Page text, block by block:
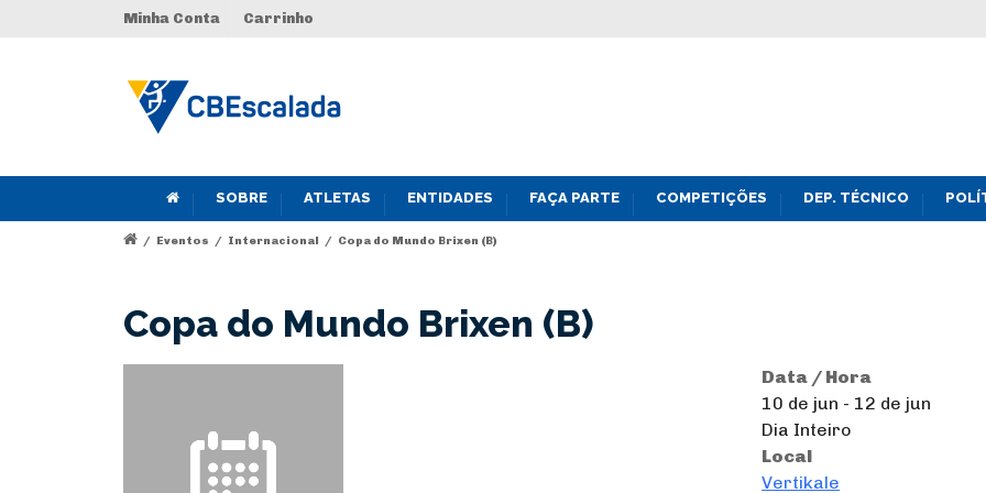
Minha Conta Carrinho
SOBRE ATLETAS ENTIDADES FAÇA PARTE COMPETIÇÕES DEP. TÉCNICO
/ Eventos / Internacional / Copa do Mundo Brixen (B)
Copa do Mundo Brixen (B)
Data / Hora
10 de jun - 12 de jun
Dia Inteiro
Local
Vertikale